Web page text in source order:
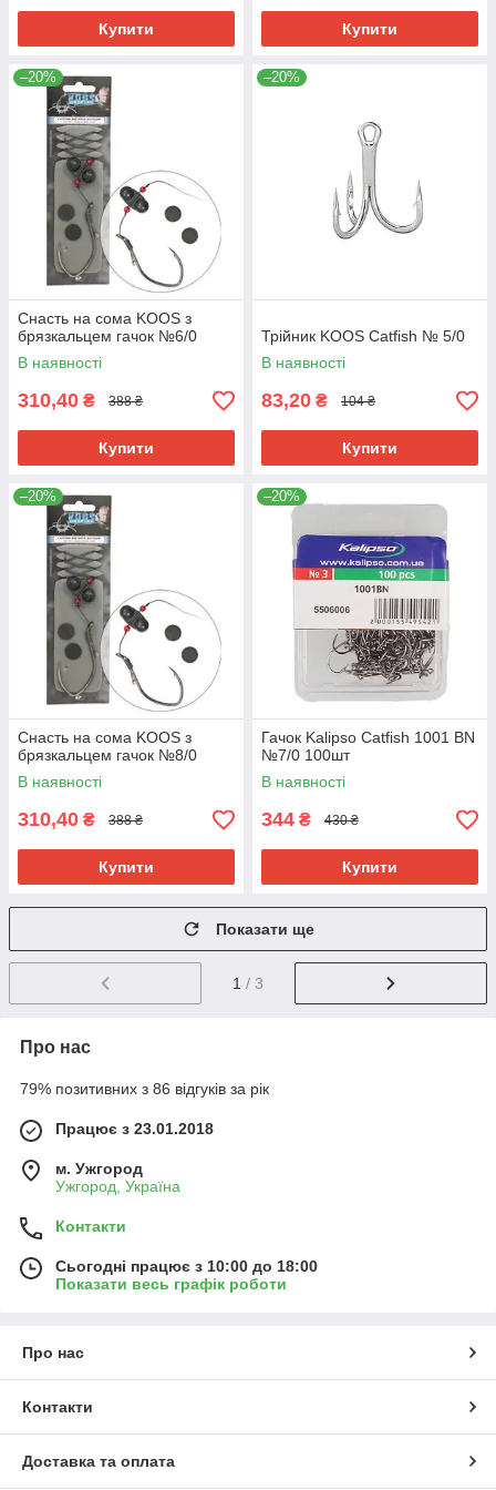
Купити Купити
–20%
Снасть на сома KOOS з
брязкальцем гачок №6/0
В наявності
310,40 ₴ 388 ₴
Купити
–20%
Трійник KOOS Catfish № 5/0
В наявності
83,20 ₴ 104 ₴
Купити
–20%
Снасть на сома KOOS з
брязкальцем гачок №8/0
В наявності
310,40 ₴ 388 ₴
Купити
–20%
Гачок Kalipso Catfish 1001 BN
№7/0 100шт
В наявності
344 ₴ 430 ₴
Купити
Показати ще
1 / 3
Про нас
79% позитивних з 86 відгуків за рік
Працює з 23.01.2018
м. Ужгород
Ужгород, Україна
Контакти
Сьогодні працює з 10:00 до 18:00
Показати весь графік роботи
Про нас
Контакти
Доставка та оплата